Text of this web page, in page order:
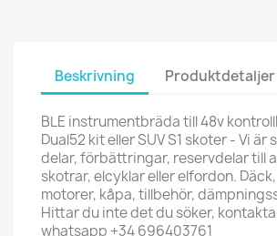
Beskrivning Produktdetaljer
BLE instrumentbräda till 48v
Dual52 kit eller SUV S1 skoter - Vi
delar, förbättringar, reservdelar till
skotrar, elcyklar eller elfordon.
motorer, kåpa, tillbehör,
Hittar du inte det du söker,
whatsapp +34 696403761